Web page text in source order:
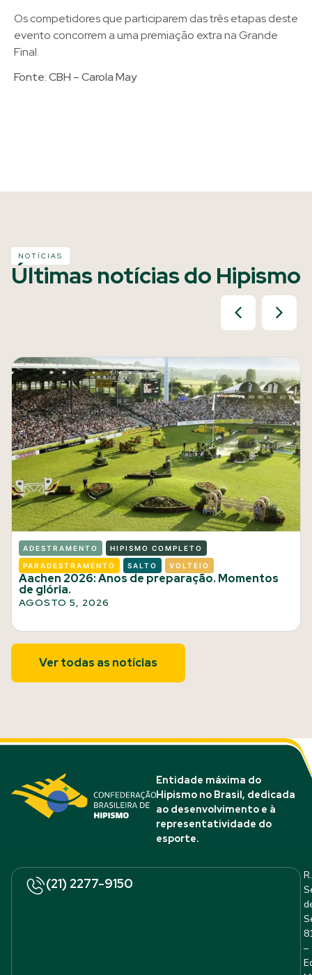
Os competidores que participarem das três etapas deste
evento concorrem a uma premiação extra na Grande
Final.
Fonte: CBH – Carola May
NOTÍCIAS
Últimas notícias do Hipismo
ADESTRAMENTO HIPISMO COMPLETO
PARADESTRAMENTO SALTO VOLTEIO
Aachen 2026: Anos de preparação. Momentos
de glória.
AGOSTO 5, 2026
Ver todas as notícias
Entidade máxima do
Hipismo no Brasil, dedicada
ao desenvolvimento e à
representatividade do
esporte.
(21) 2277-9150
R.
–